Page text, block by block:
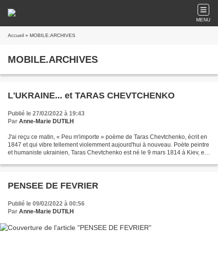
MENU
Accueil » MOBILE.ARCHIVES
MOBILE.ARCHIVES
L'UKRAINE... et TARAS CHEVTCHENKO
Publié le 27/02/2022 à 19:43
Par Anne-Marie DUTILH
J'ai reçu ce matin, « Peu m'importe » poème de Taras Chevtchenko, écrit en
1847 et qui vibre tellement violemment aujourd'hui à nouveau. Poète peintre
et humaniste ukrainien, Taras Chevtchenko est né le 9 mars 1814 à Kiev, et
PENSEE DE FEVRIER
Publié le 09/02/2022 à 00:56
Par Anne-Marie DUTILH